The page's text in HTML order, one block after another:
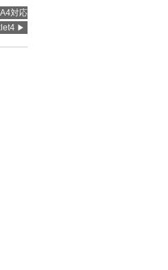
対応